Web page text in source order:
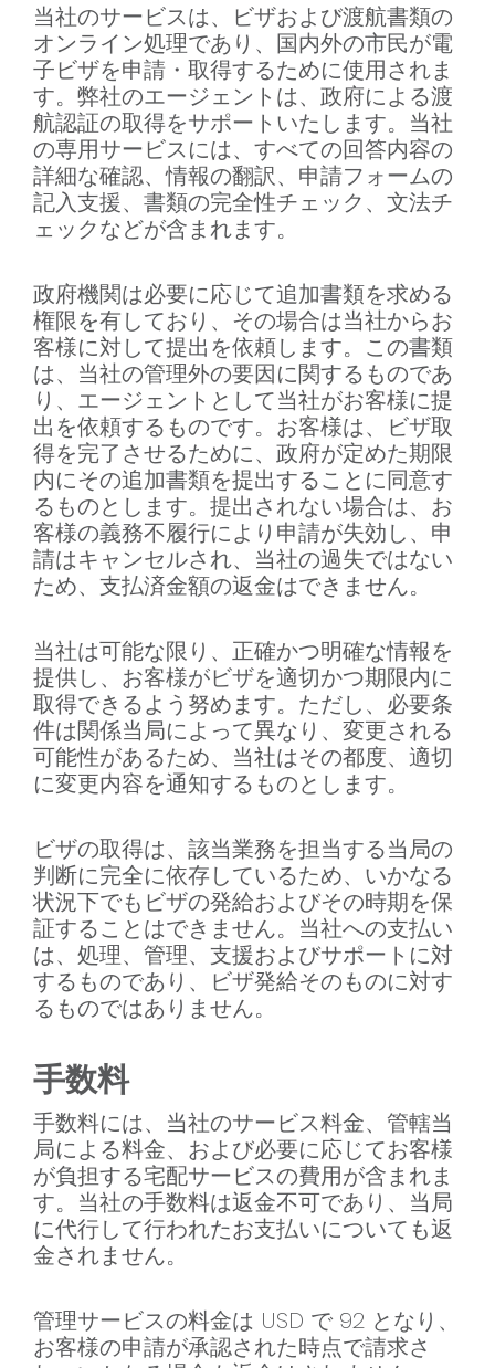
当社のサービスは、ビザおよび渡航書類の
オンライン処理であり、国内外の市民が電
子ビザを申請・取得するために使用されま
す。弊社のエージェントは、政府による渡
航認証の取得をサポートいたします。当社
の専用サービスには、すべての回答内容の
詳細な確認、情報の翻訳、申請フォームの
記入支援、書類の完全性チェック、文法チ
ェックなどが含まれます。
政府機関は必要に応じて追加書類を求める
権限を有しており、その場合は当社からお
客様に対して提出を依頼します。この書類
は、当社の管理外の要因に関するものであ
り、エージェントとして当社がお客様に提
出を依頼するものです。お客様は、ビザ取
得を完了させるために、政府が定めた期限
内にその追加書類を提出することに同意す
るものとします。提出されない場合は、お
客様の義務不履行により申請が失効し、申
請はキャンセルされ、当社の過失ではない
ため、支払済金額の返金はできません。
当社は可能な限り、正確かつ明確な情報を
提供し、お客様がビザを適切かつ期限内に
取得できるよう努めます。ただし、必要条
件は関係当局によって異なり、変更される
可能性があるため、当社はその都度、適切
に変更内容を通知するものとします。
ビザの取得は、該当業務を担当する当局の
判断に完全に依存しているため、いかなる
状況下でもビザの発給およびその時期を保
証することはできません。当社への支払い
は、処理、管理、支援およびサポートに対
するものであり、ビザ発給そのものに対す
るものではありません。
手数料
手数料には、当社のサービス料金、管轄当
局による料金、および必要に応じてお客様
が負担する宅配サービスの費用が含まれま
す。当社の手数料は返金不可であり、当局
に代行して行われたお支払いについても返
金されません。
管理サービスの料金は USD で 92 となり、
お客様の申請が承認された時点で請求さ